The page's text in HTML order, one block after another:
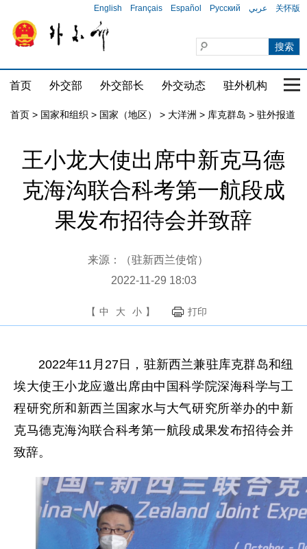
English Français Español Русский عربي 关怀版
首页 外交部 外交部长 外交动态 驻外机构 国
首页 > 国家和组织 > 国家（地区） > 大洋洲 > 库克群岛 > 驻外报道
王小龙大使出席中新克马德
克海沟联合科考第一航段成
果发布招待会并致辞
来源：（驻新西兰使馆）
2022-11-29 18:03
【 中 大 小 】 打印
2022年11月27日，驻新西兰兼驻库克群岛和纽
埃大使王小龙应邀出席由中国科学院深海科学与工
程研究所和新西兰国家水与大气研究所举办的中新
克马德克海沟联合科考第一航段成果发布招待会并
致辞。